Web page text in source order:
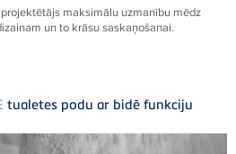
maksimālu uzmanību mēdz
un to krāsu saskaņošanai.
tualetes podu ar bidē funkciju